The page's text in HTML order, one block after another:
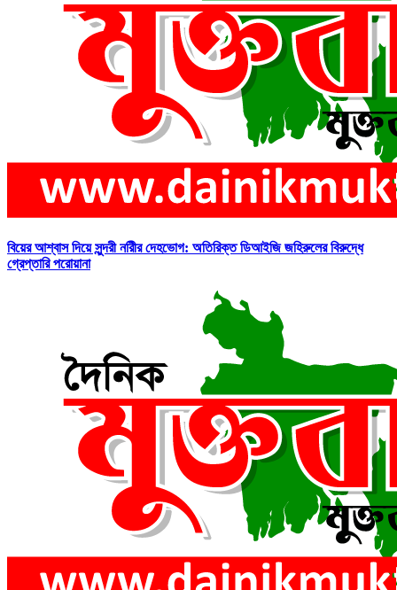
বিয়ের আশ্বাস দিয়ে সুন্দরী নরিীর দেহভোগ: অতিরিক্ত ডিআইজি জহিরুলের বিরুদ্ধে
গ্রেপ্তারি পরোয়ানা